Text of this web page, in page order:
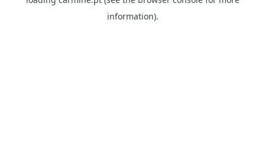
information).